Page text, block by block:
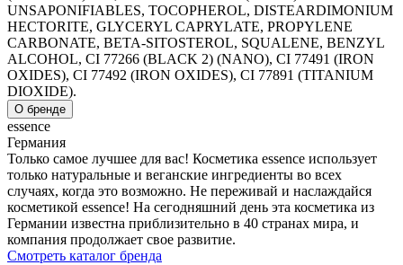
UNSAPONIFIABLES, TOCOPHEROL, DISTEARDIMONIUM
HECTORITE, GLYCERYL CAPRYLATE, PROPYLENE
CARBONATE, BETA-SITOSTEROL, SQUALENE, BENZYL
ALCOHOL, CI 77266 (BLACK 2) (NANO), CI 77491 (IRON
OXIDES), CI 77492 (IRON OXIDES), CI 77891 (TITANIUM
DIOXIDE).
О бренде
essence
Германия
Только самое лучшее для вас! Косметика essence использует
только натуральные и веганские ингредиенты во всех
случаях, когда это возможно. Не переживай и наслаждайся
косметикой essence! На сегодняшний день эта косметика из
Германии известна приблизительно в 40 странах мира, и
компания продолжает свое развитие.
Смотреть каталог бренда